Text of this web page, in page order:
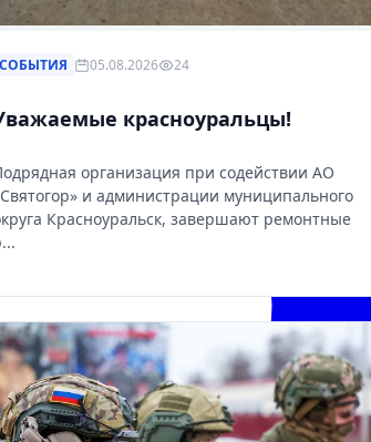
СОБЫТИЯ 05.08.2026 24
красноуральцы!
организация при содействии АО
и администрации муниципального
Красноуральск, завершают ремонтные